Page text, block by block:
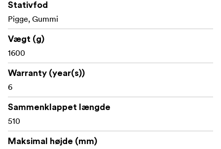
Stativfod
Pigge, Gummi
Vægt (g)
1600
Warranty (year(s))
6
Sammenklappet længde
510
Maksimal højde (mm)